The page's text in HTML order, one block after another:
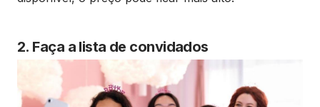
2. Faça a lista de convidados